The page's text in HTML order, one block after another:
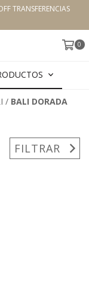
TRANSFERENCIAS
0
/ BALI DORADA
FILTRAR